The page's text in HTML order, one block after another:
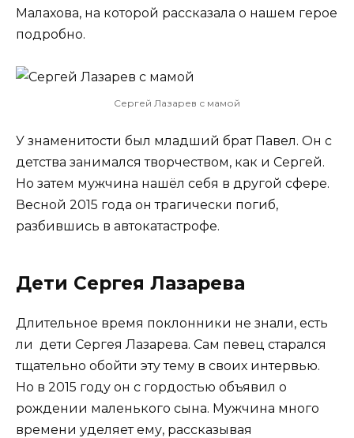
Малахова, на которой рассказала о нашем герое
подробно.
Сергей Лазарев с мамой
У знаменитости был младший брат Павел. Он с
детства занимался творчеством, как и Сергей.
Но затем мужчина нашёл себя в другой сфере.
Весной 2015 года он трагически погиб,
разбившись в автокатастрофе.
Дети Сергея Лазарева
Длительное время поклонники не знали, есть
ли дети Сергея Лазарева. Сам певец старался
тщательно обойти эту тему в своих интервью.
Но в 2015 году он с гордостью объявил о
рождении маленького сына. Мужчина много
времени уделяет ему, рассказывая